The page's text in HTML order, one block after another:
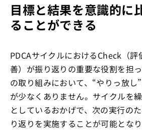
目標と結果を意識的に
ることができる
PDCAサイクルにおけるCheck（
善）が振り返りの重要な役割を担
の取り組みにおいて、“やりっ放し
が少なくありません。サイクルを
としているおかげで、次の実行の
り返りを実施することが可能となり